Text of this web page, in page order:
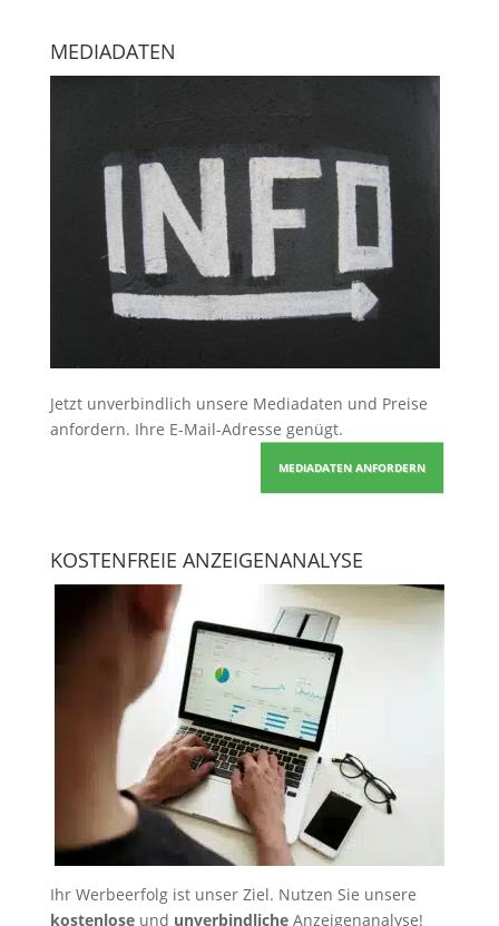
MEDIADATEN
Jetzt unverbindlich unsere Mediadaten und Preise
anfordern. Ihre E-Mail-Adresse genügt.
MEDIADATEN ANFORDERN
KOSTENFREIE ANZEIGENANALYSE
Ihr Werbeerfolg ist unser Ziel. Nutzen Sie unsere
kostenloseund unverbindlicheAnzeigenanalyse!